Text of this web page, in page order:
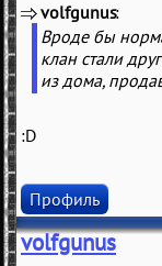
volfgunus
Вроде бы
клан стали
из дома,
:D
Профиль
volfgunus